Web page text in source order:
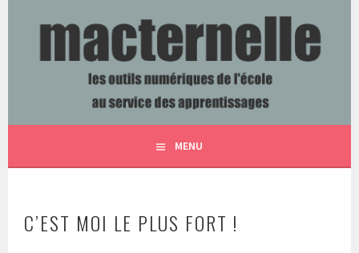
MACTERNELLE
LES OUTILS NUMÉRIQUES DE L'ÉCOLE AU SERVICE DES
MENU
C’EST MOI LE PLUS FORT !